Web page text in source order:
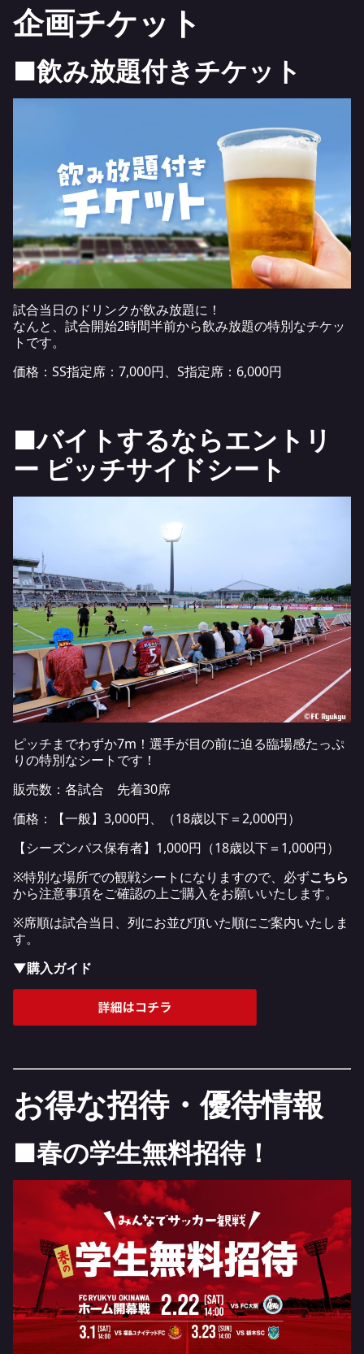
企画チケット
■飲み放題付きチケット
試合当日のドリンクが飲み放題に！
なんと、試合開始2時間半前から飲み放題の特別なチケッ
トです。
価格：SS指定席：7,000円、S指定席：6,000円
■バイトするならエントリ
ー ピッチサイドシート
ピッチまでわずか7m！選手が目の前に迫る臨場感たっぷ
りの特別なシートです！
販売数：各試合 先着30席
価格：【一般】3,000円、（18歳以下＝2,000円）
【シーズンパス保有者】1,000円（18歳以下＝1,000円）
※特別な場所での観戦シートになりますので、必ずこちら
から注意事項をご確認の上ご購入をお願いいたします。
※席順は試合当日、列にお並び頂いた順にご案内いたしま
す。
▼購入ガイド
お得な招待・優待情報
■春の学生無料招待！